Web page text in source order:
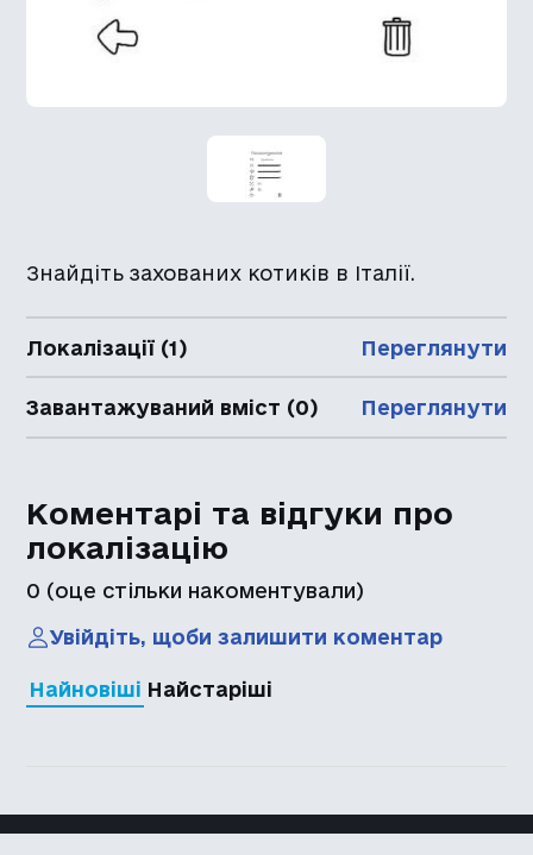
Знайдіть захованих котиків в Італії.
Локалізації (1) Переглянути
Завантажуваний вміст (0) Переглянути
Коментарі та відгуки про
локалізацію
0 (оце стільки накоментували)
Увійдіть, щоби залишити коментар
Найновіші Найстаріші